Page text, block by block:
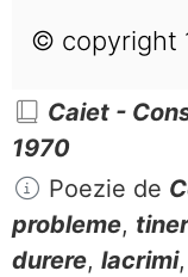
© copyright
Caiet -
1970
Poezie de
probleme,
durere, lacrimi,